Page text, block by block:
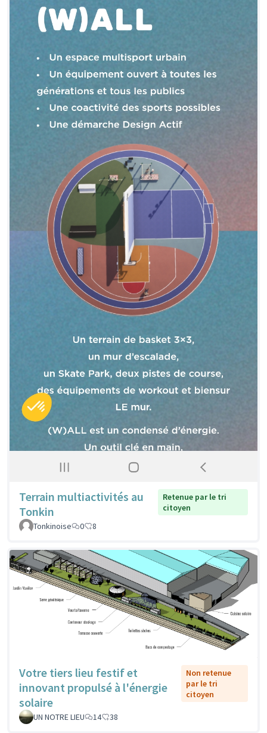
Terrain multiactivités au
Tonkin
Retenue par le tri
citoyen
Tonkinoise
0 8
Votre tiers lieu festif et
innovant propulsé à l'énergie
solaire
Non retenue
par le tri
citoyen
UN NOTRE LIEU 14 38